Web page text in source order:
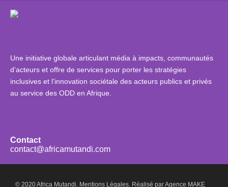
Une initiative globale articulant média à impacts, communautés
d’acteurs et offre de services pour porter les stratégies
inclusives et l’innovation sociétale des acteurs publics et privés
au service des ODD en Afrique.
Contact
contact@africamutandi.com
© 2020 Africa Mutandi. Mentions Légales. Réalisé parAgence MAKE